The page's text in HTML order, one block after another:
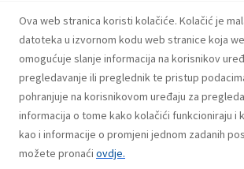
Ova web stranica koristi kolačiće. Kolačić je
datoteka u izvornom kodu web stranice koja
omogućuje slanje informacija na korisnikov
pregledavanje ili preglednik te pristup
pohranjuje na korisnikovom uređaju za
informacija o tome kako kolačići funkcioniraju i
kao i informacije o promjeni jednom zadanih
možete pronaći ovdje.
Raisa Ratković